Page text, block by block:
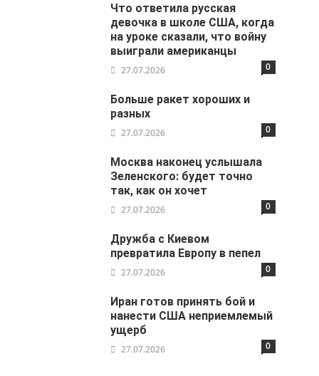
Что ответила русская
девочка в школе США, когда
на уроке сказали, что войну
выиграли американцы
27.07.2026 0
Больше ракет хороших и
разных
27.07.2026 0
Москва наконец услышала
Зеленского: будет точно
так, как он хочет
27.07.2026 0
Дружба с Киевом
превратила Европу в пепел
27.07.2026 0
Иран готов принять бой и
нанести США неприемлемый
ущерб
27.07.2026 0